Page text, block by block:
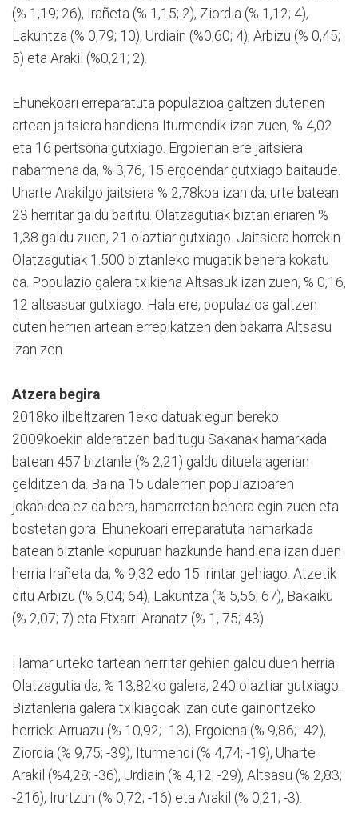
(% 1,19; 26), Irañeta (% 1,15; 2), Ziordia (% 1,12; 4),
Lakuntza (% 0,79; 10), Urdiain (%0,60; 4), Arbizu (% 0,45;
5) eta Arakil (%0,21; 2).
Ehunekoari erreparatuta populazioa galtzen dutenen
artean jaitsiera handiena Iturmendik izan zuen, % 4,02
eta 16 pertsona gutxiago. Ergoienan ere jaitsiera
nabarmena da, % 3,76, 15 ergoendar gutxiago baitaude.
Uharte Arakilgo jaitsiera % 2,78koa izan da, urte batean
23 herritar galdu baititu. Olatzagutiak biztanleriaren %
1,38 galdu zuen, 21 olaztiar gutxiago. Jaitsiera horrekin
Olatzagutiak 1.500 biztanleko mugatik behera kokatu
da. Populazio galera txikiena Altsasuk izan zuen, % 0,16,
12 altsasuar gutxiago. Hala ere, populazioa galtzen
duten herrien artean errepikatzen den bakarra Altsasu
izan zen.
Atzera begira
2018ko ilbeltzaren 1eko datuak egun bereko
2009koekin alderatzen baditugu Sakanak hamarkada
batean 457 biztanle (% 2,21) galdu dituela agerian
gelditzen da. Baina 15 udalerrien populazioaren
jokabidea ez da bera, hamarretan behera egin zuen eta
bostetan gora. Ehunekoari erreparatuta hamarkada
batean biztanle kopuruan hazkunde handiena izan duen
herria Irañeta da, % 9,32 edo 15 irintar gehiago. Atzetik
ditu Arbizu (% 6,04; 64), Lakuntza (% 5,56; 67), Bakaiku
(% 2,07; 7) eta Etxarri Aranatz (% 1, 75; 43).
Hamar urteko tartean herritar gehien galdu duen herria
Olatzagutia da, % 13,82ko galera, 240 olaztiar gutxiago.
Biztanleria galera txikiagoak izan dute gainontzeko
herriek: Arruazu (% 10,92; -13), Ergoiena (% 9,86; -42),
Ziordia (% 9,75; -39), Iturmendi (% 4,74; -19), Uharte
Arakil (%4,28; -36), Urdiain (% 4,12; -29), Altsasu (% 2,83;
-216), Irurtzun (% 0,72; -16) eta Arakil (% 0,21; -3).